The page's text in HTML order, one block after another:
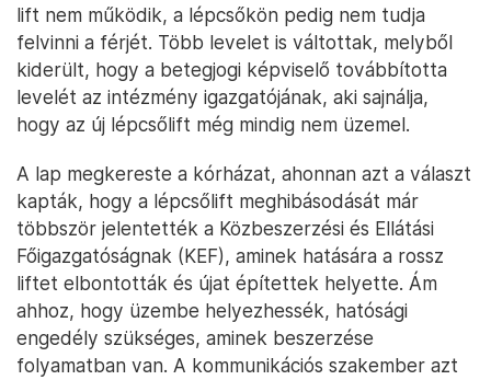
lift nem működik, a lépcsőkön pedig nem tudja
felvinni a férjét. Több levelet is váltottak, melyből
kiderült, hogy a betegjogi képviselő továbbította
levelét az intézmény igazgatójának, aki sajnálja,
hogy az új lépcsőlift még mindig nem üzemel.
A lap megkereste a kórházat, ahonnan azt a választ
kapták, hogy a lépcsőlift meghibásodását már
többször jelentették a Közbeszerzési és Ellátási
Főigazgatóságnak (KEF), aminek hatására a rossz
liftet elbontották és újat építettek helyette. Ám
ahhoz, hogy üzembe helyezhessék, hatósági
engedély szükséges, aminek beszerzése
folyamatban van. A kommunikációs szakember azt